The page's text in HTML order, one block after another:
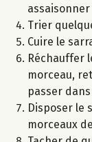
assaisonner
Trier
Cuire le
Réchauffer
morceau,
passer
Disposer le
morceaux